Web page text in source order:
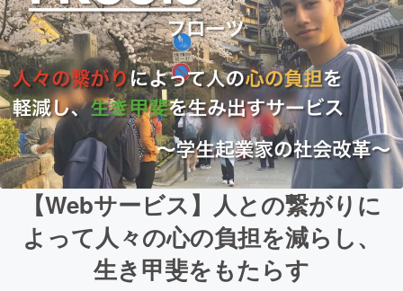
【Webサービス】人との繋がりに
よって人々の心の負担を減らし、
生き甲斐をもたらす